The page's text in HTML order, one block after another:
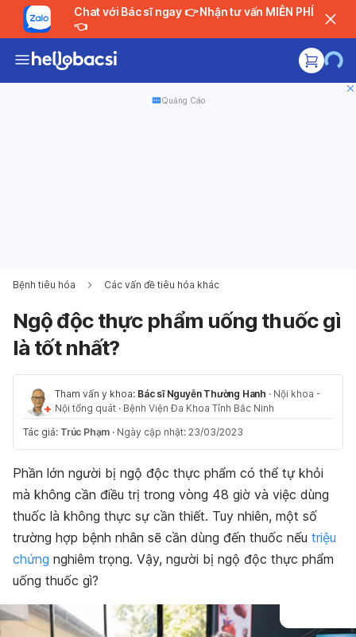
Chat với Bác sĩ ngay 👉 Nhận tư vấn MIỄN PHÍ
👈
Quảng Cáo
Bệnh tiêu hóa Các vấn đề tiêu hóa khác
Ngộ độc thực phẩm uống thuốc gì
là tốt nhất?
Tham vấn y khoa: Bác sĩ Nguyễn Thường Hanh · Nội khoa -
Nội tổng quát · Bệnh Viện Đa Khoa Tỉnh Bắc Ninh
Tác giả: Trúc Phạm · Ngày cập nhật: 23/03/2023
Phần lớn người bị ngộ độc thực phẩm có thể tự khỏi
mà không cần điều trị trong vòng 48 giờ và việc dùng
thuốc là không thực sự cần thiết. Tuy nhiên, một số
trường hợp bệnh nhân sẽ cần dùng đến thuốc nếu triệu
chứng nghiêm trọng. Vậy, người bị ngộ độc thực phẩm
uống thuốc gì?